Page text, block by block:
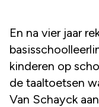
En na vier jaar
kinderen op
de taaltoetsen
Van Schayck